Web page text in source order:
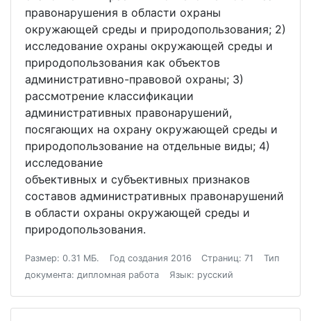
правонарушения в области охраны
окружающей среды и природопользования; 2)
исследование охраны окружающей среды и
природопользования как объектов
административно-правовой охраны; 3)
рассмотрение классификации
административных правонарушений,
посягающих на охрану окружающей среды и
природопользование на отдельные виды; 4)
исследование
объективных и субъективных признаков
составов административных правонарушений
в области охраны окружающей среды и
природопользования.
Размер: 0.31 МБ. Год создания 2016 Страниц: 71
Тип
документа: дипломная работа
Язык: русский